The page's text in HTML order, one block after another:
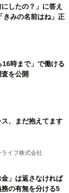
にしたの？」に答え
みの名前はね」正
16時まで」で働ける
を公開
、まだ抱えてます
イフ株式会社
金」は返さなければ
の有無を分ける5